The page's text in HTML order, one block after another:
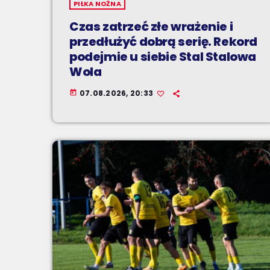
PIŁKA NOŻNA
Czas zatrzeć złe wrażenie i
przedłużyć dobrą serię. Rekord
podejmie u siebie Stal Stalowa
Wola
today 07.08.2026, 20:33